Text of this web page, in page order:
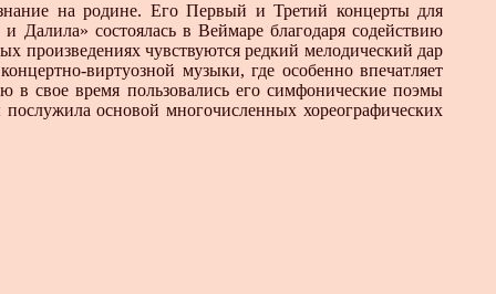
на родине. Его Первый и Третий концерты для
состоялась в Веймаре благодаря содействию
произведениях чувствуются редкий мелодический дар
виртуозной музыки, где особенно впечатляет
в свое время пользовались его симфонические поэмы
основой многочисленных хореографических